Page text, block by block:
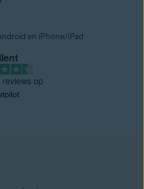
en iPhone/iPad
reviews op